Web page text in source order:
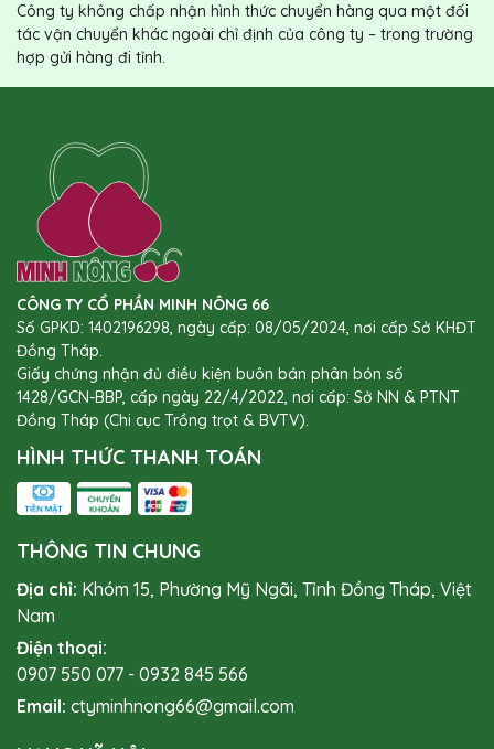
Công ty không chấp nhận hình thức chuyển hàng qua một đối
tác vận chuyển khác ngoài chỉ định của công ty – trong trường
hợp gửi hàng đi tỉnh.
CÔNG TY CỔ PHẦN MINH NÔNG 66
Số GPKD: 1402196298, ngày cấp: 08/05/2024, nơi cấp Sở KHĐT
Đồng Tháp.
Giấy chứng nhận đủ điều kiện buôn bán phân bón số
1428/GCN-BBP, cấp ngày 22/4/2022, nơi cấp: Sở NN & PTNT
Đồng Tháp (Chi cục Trồng trọt & BVTV).
HÌNH THỨC THANH TOÁN
THÔNG TIN CHUNG
Địa chỉ: Khóm 15, Phường Mỹ Ngãi, Tỉnh Đồng Tháp, Việt
Nam
Điện thoại:
0907 550 077 - 0932 845 566
Email: ctyminhnong66@gmail.com